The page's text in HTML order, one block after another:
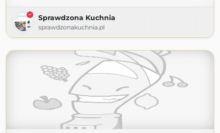
Sprawdzona Kuchnia
sprawdzonakuchnia.pl